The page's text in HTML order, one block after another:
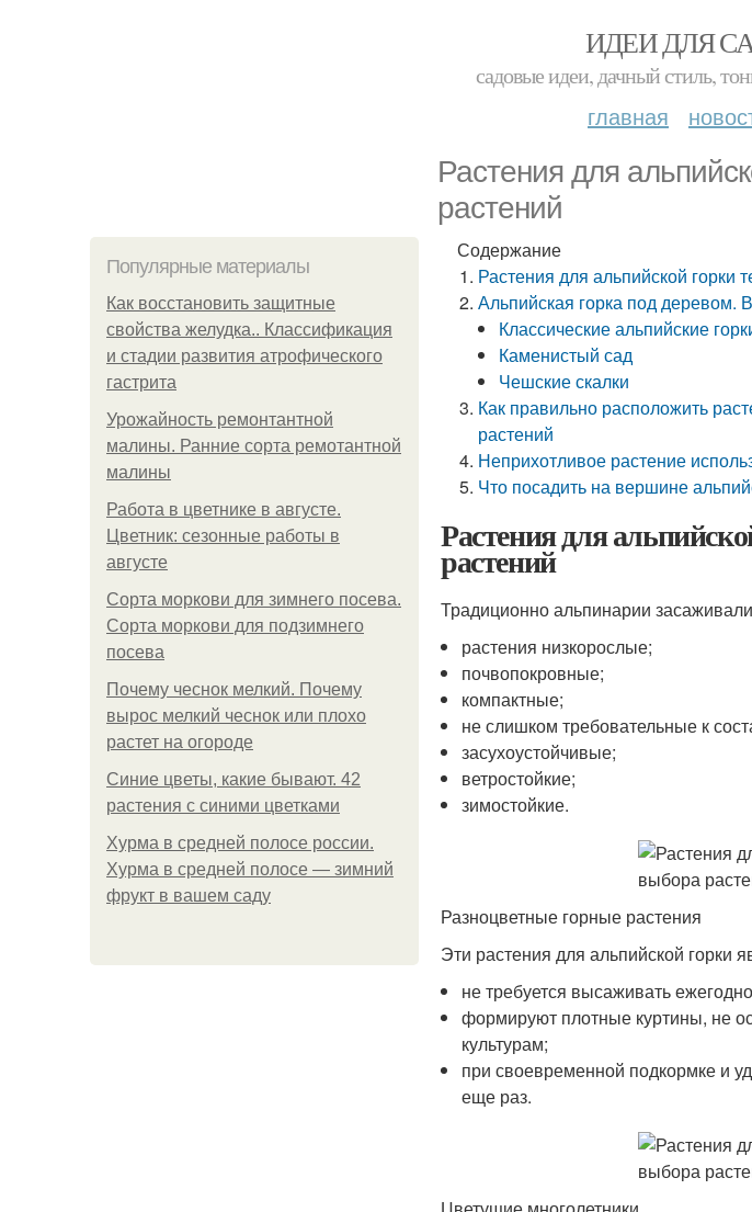
ИДЕИ ДЛЯ
садовые идеи, дачный стиль,
главная
Растения для
растений
Популярные материалы
Как восстановить защитные
свойства желудка.. Классификация
и стадии развития атрофического
гастрита
Урожайность ремонтантной
малины. Ранние сорта ремотантной
малины
Работа в цветнике в августе.
Цветник: сезонные работы в
августе
Сорта моркови для зимнего посева.
Сорта моркови для подзимнего
посева
Почему чеснок мелкий. Почему
вырос мелкий чеснок или плохо
растет на огороде
Синие цветы, какие бывают. 42
растения с синими цветками
Хурма в средней полосе россии.
Хурма в средней полосе — зимний
фрукт в вашем саду
Содержание
Растения для альпийской
Альпийская горка под деревом.
Классические альпийские
Каменистый сад
Чешские скалки
Как правильно расположить
растений
Неприхотливое растение
Что посадить на вершине
Растения для
растений
Традиционно альпинарии
растения низкорослые;
почвопокровные;
компактные;
не слишком требовательные к
засухоустойчивые;
ветростойкие;
зимостойкие.
Разноцветные горные растения
Эти растения для альпийской горки
не требуется высаживать
формируют плотные куртины, не
культурам;
при своевременной подкормке и
еще раз.